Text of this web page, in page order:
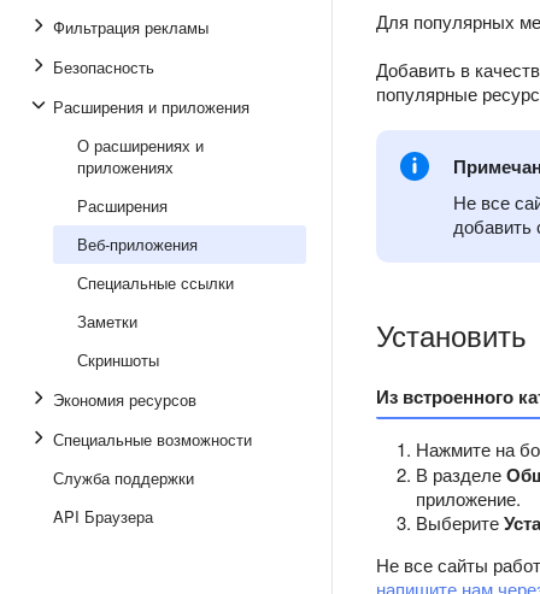
Фильтрация рекламы
Безопасность
Расширения и приложения
О расширениях и
приложениях
Расширения
Веб-приложения
Специальные ссылки
Заметки
Скриншоты
Экономия ресурсов
Специальные возможности
Служба поддержки
API Браузера
Для популярных
Добавить в
популярные
Не все
добавить
Установить
Из встроенного
Нажмите на
В разделе
приложение.
Выберите
Не все сайты
напишите нам